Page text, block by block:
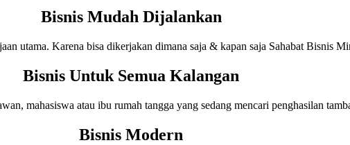
Bisnis Mudah Dijalankan
utama. Karena bisa dikerjakan dimana saja & kapan saja Sahabat Bisnis
Bisnis Untuk Semua Kalangan
mahasiswa atau ibu rumah tangga yang sedang mencari penghasilan
Bisnis Modern